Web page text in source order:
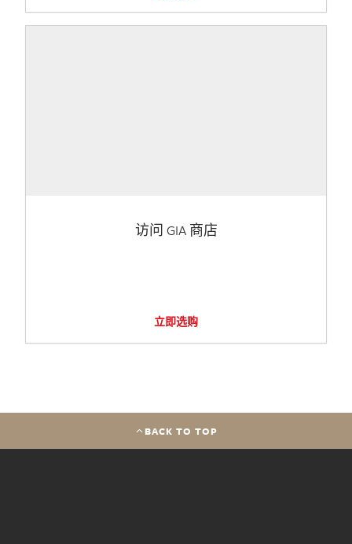
访问 GIA 商店
立即选购
BACK TO TOP